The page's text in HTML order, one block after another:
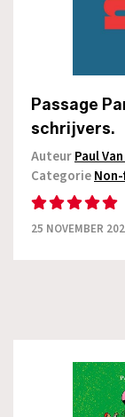
Passage
schrijvers.
AuteurPaul
Categorie
25 NOVEMBER